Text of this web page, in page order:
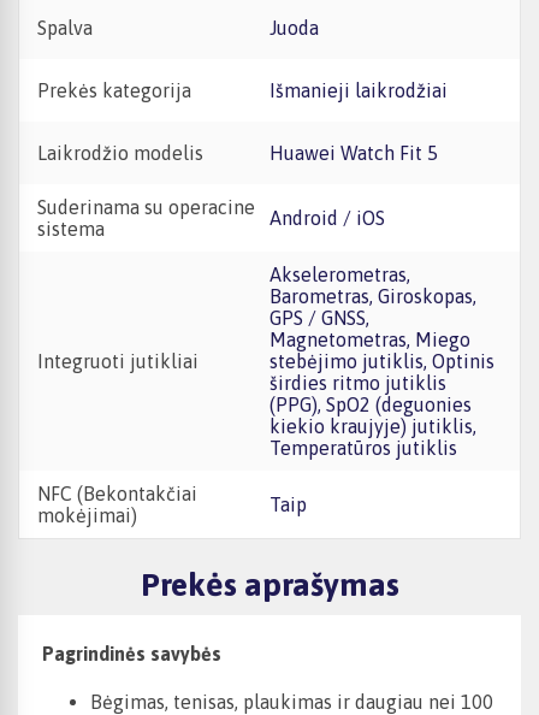
Spalva Juoda
Prekės kategorija Išmanieji laikrodžiai
Laikrodžio modelis Huawei Watch Fit 5
Suderinama su operacine
sistema
Android / iOS
Integruoti jutikliai
Akselerometras,
Barometras, Giroskopas,
GPS / GNSS,
Magnetometras, Miego
stebėjimo jutiklis, Optinis
širdies ritmo jutiklis
(PPG), SpO2 (deguonies
kiekio kraujyje) jutiklis,
Temperatūros jutiklis
NFC (Bekontakčiai
mokėjimai)
Taip
Prekės aprašymas
Pagrindinės savybės
Bėgimas, tenisas, plaukimas ir daugiau nei 100